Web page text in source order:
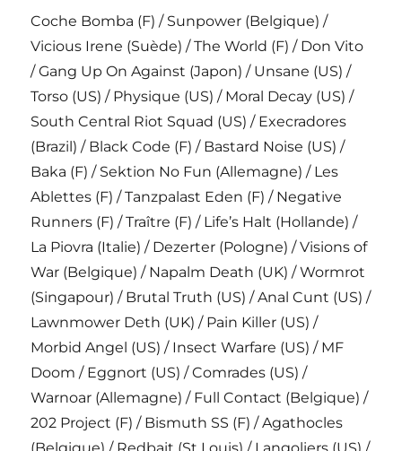
Coche Bomba (F) / Sunpower (Belgique) /
Vicious Irene (Suède) / The World (F) / Don Vito
/ Gang Up On Against (Japon) / Unsane (US) /
Torso (US) / Physique (US) / Moral Decay (US) /
South Central Riot Squad (US) / Execradores
(Brazil) / Black Code (F) / Bastard Noise (US) /
Baka (F) / Sektion No Fun (Allemagne) / Les
Ablettes (F) / Tanzpalast Eden (F) / Negative
Runners (F) / Traître (F) / Life’s Halt (Hollande) /
La Piovra (Italie) / Dezerter (Pologne) / Visions of
War (Belgique) / Napalm Death (UK) / Wormrot
(Singapour) / Brutal Truth (US) / Anal Cunt (US) /
Lawnmower Deth (UK) / Pain Killer (US) /
Morbid Angel (US) / Insect Warfare (US) / MF
Doom / Eggnort (US) / Comrades (US) /
Warnoar (Allemagne) / Full Contact (Belgique) /
202 Project (F) / Bismuth SS (F) / Agathocles